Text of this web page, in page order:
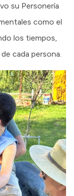
su Personería
como el
los tiempos,
cada persona.